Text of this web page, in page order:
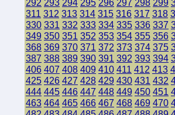
292 293 294 295 296 297 298 299
311 312 313 314 315 316 317 318
330 331 332 333 334 335 336 337
349 350 351 352 353 354 355 356
368 369 370 371 372 373 374 375
387 388 389 390 391 392 393 394
406 407 408 409 410 411 412 413
425 426 427 428 429 430 431 432
444 445 446 447 448 449 450 451
463 464 465 466 467 468 469 470